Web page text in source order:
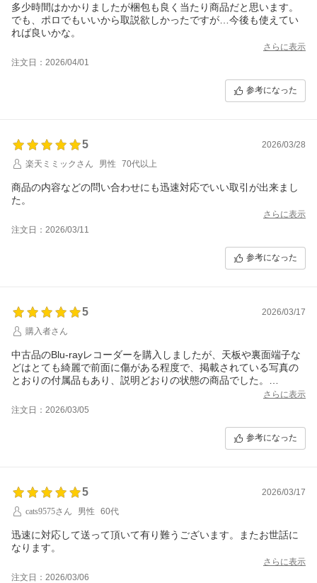
多少時間はかかりましたが梱包も良く当たり商品だと思います。
でも、ポロでもいいから取説欲しかったですが…今後も使えてい
れば良いかな。
さらに表示
注文日：2026/04/01
参考になった
5
2026/03/28
楽天ミミックさん
男性 70代以上
商品の内容などの問い合わせにも迅速対応でいい取引が出来まし
た。
さらに表示
注文日：2026/03/11
参考になった
5
2026/03/17
購入者さん
中古品のBlu-rayレコーダーを購入しましたが、天板や裏面端子な
どはとても綺麗で前面に傷がある程度で、掲載されている写真の
とおりの付属品もあり、説明どおりの状態の商品でした。
梱包もぷちぷちの緩衝材で包まれてダンボール箱に入れられてお
り、とても丁寧な梱包でした。
さらに表示
注文日：2026/03/05
参考になった
5
2026/03/17
cats9575さん
男性 60代
迅速に対応して送って頂いて有り難うございます。またお世話に
なります。
さらに表示
注文日：2026/03/06